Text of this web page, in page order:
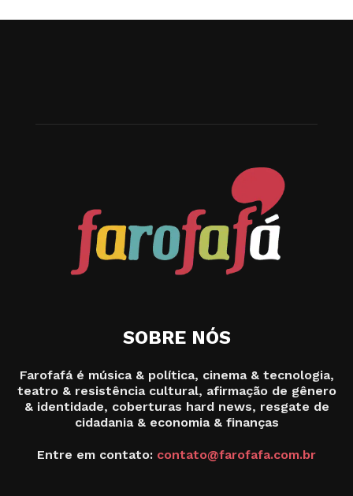
SOBRE NÓS
Farofafá é música & política, cinema & tecnologia,
teatro & resistência cultural, afirmação de gênero
& identidade, coberturas hard news, resgate de
cidadania & economia & finanças
Entre em contato: contato@farofafa.com.br